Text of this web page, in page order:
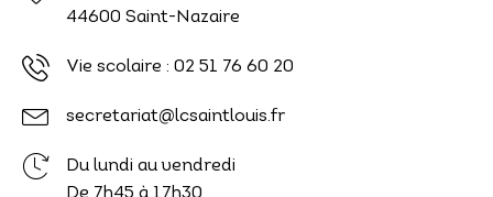
44600 Saint-Nazaire
Vie scolaire : 02 51 76 60 20
secretariat@lcsaintlouis.fr
Du lundi au vendredi
De 7h45 à 17h30